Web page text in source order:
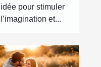
idée pour stimuler
l’imagination et...